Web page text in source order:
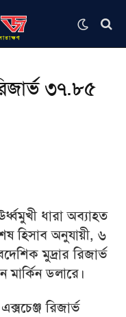
৩৭.৮৫
ধারা অব্যাহত
হিসাব অনুযায়ী, ৬
মুদ্রার রিজার্ভ
ডলারে।
রিজার্ভ